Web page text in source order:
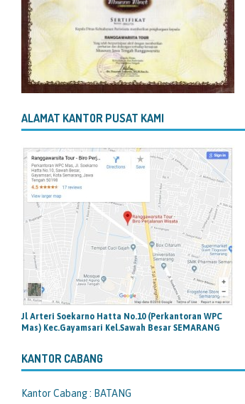
ALAMAT KANTOR PUSAT KAMI
Jl Arteri Soekarno Hatta No.10 (Perkantoran WPC
Mas) Kec.Gayamsari Kel.Sawah Besar SEMARANG
KANTOR CABANG
Kantor Cabang : BATANG